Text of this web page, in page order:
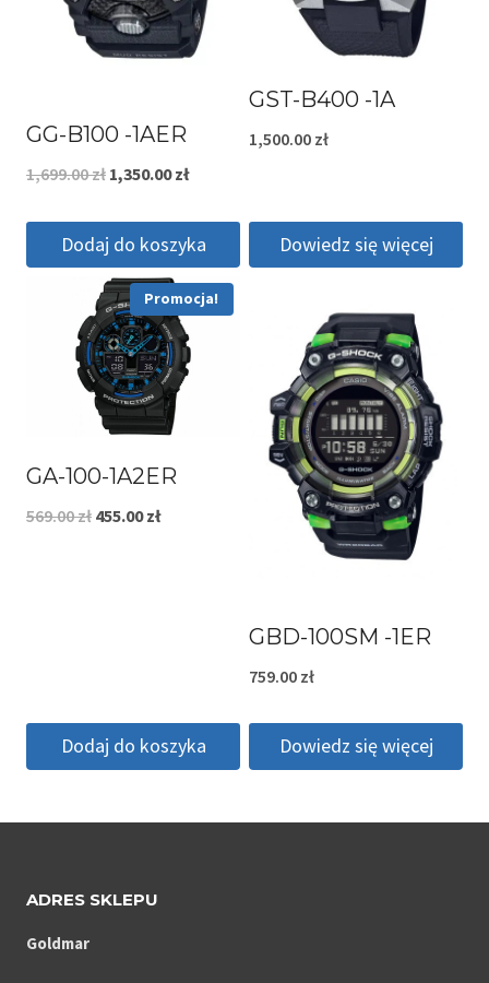
GG-B100 -1AER
1,699.00zł Pierwotna
wynosiła:
1,699.00 zł.
1,350.00złAktualna
wynosi:
1,350.00 zł.
Dodaj do koszyka
GST-B400 -1A
1,500.00 zł
Dowiedz się więcej
Promocja!
GA-100-1A2ER
569.00zł Pierwotna
455.00złAktualna
Dodaj do koszyka
GBD-100SM -1ER
759.00 zł
Dowiedz się więcej
ADRES SKLEPU
Goldmar